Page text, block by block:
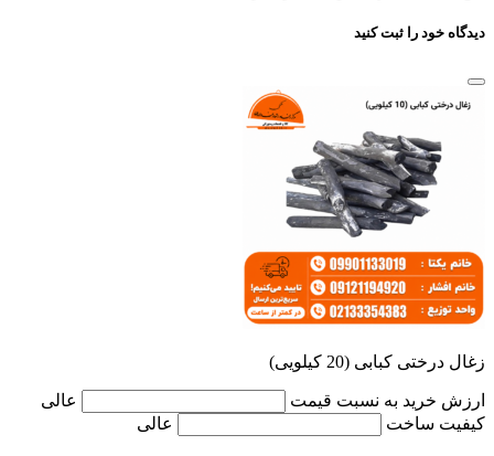
دیدگاه خود را ثبت کنید
زغال درختی کبابی (20 کیلویی)
ارزش خرید به نسبت قیمت
عالی
کیفیت ساخت
عالی